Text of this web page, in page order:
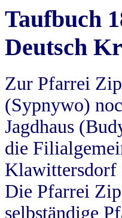
Taufbuch
Deutsch
Zur Pfarrei
(Sypnywo)
Jagdhaus
die
Klawittersdorf
Die Pfarrei
selbständige